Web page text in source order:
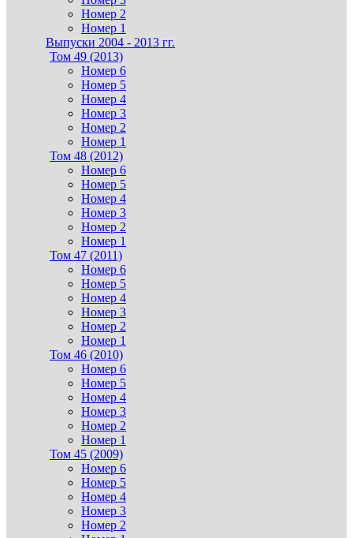
Номер 2
Номер 1
Выпуски 2004 - 2013 гг.
Том 49 (2013)
Номер 6
Номер 5
Номер 4
Номер 3
Номер 2
Номер 1
Том 48 (2012)
Номер 6
Номер 5
Номер 4
Номер 3
Номер 2
Номер 1
Том 47 (2011)
Номер 6
Номер 5
Номер 4
Номер 3
Номер 2
Номер 1
Том 46 (2010)
Номер 6
Номер 5
Номер 4
Номер 3
Номер 2
Номер 1
Том 45 (2009)
Номер 6
Номер 5
Номер 4
Номер 3
Номер 2